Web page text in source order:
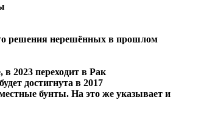
решения нерешённых в прошлом
2023 переходит в Рак
достигнута в 2017
бунты. На это же указывает и